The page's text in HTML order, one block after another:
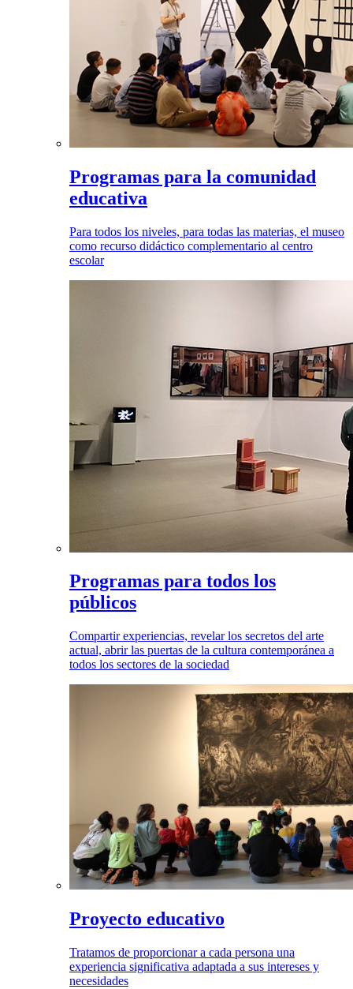
Programas para la comunidad
educativa
Para todos los niveles, para todas las materias, el museo
como recurso didáctico complementario al centro
escolar
Programas para todos los
públicos
Compartir experiencias, revelar los secretos del arte
actual, abrir las puertas de la cultura contemporánea a
todos los sectores de la sociedad
Proyecto educativo
Tratamos de proporcionar a cada persona una
experiencia significativa adaptada a sus intereses y
necesidades